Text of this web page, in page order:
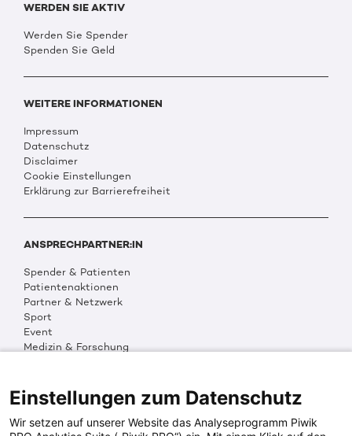
WERDEN SIE AKTIV
Werden Sie Spender
Spenden Sie Geld
WEITERE INFORMATIONEN
Impressum
Datenschutz
Disclaimer
Cookie Einstellungen
Erklärung zur Barrierefreiheit
ANSPRECHPARTNER:IN
Spender & Patienten
Patientenaktionen
Partner & Netzwerk
Sport
Event
Medizin & Forschung
Multimedia
Social Media
Einstellungen zum Datenschutz
Wir setzen auf unserer Website das Analyseprogramm Piwik